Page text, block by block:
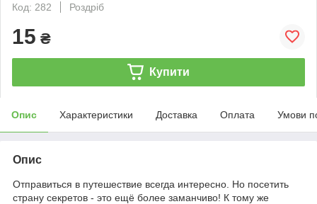
Код: 282
Роздріб
15 ₴
Купити
Опис Характеристики Доставка Оплата Умови
Опис
Отправиться в путешествие всегда интересно. Но посетить
страну секретов - это ещё более заманчиво! К тому же